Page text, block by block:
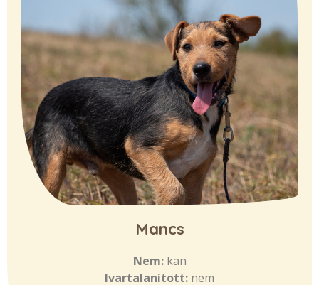
Mancs
Nem:kan
Ivartalanított: nem